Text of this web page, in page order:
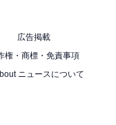
の多くには2階建
だ。季節や時間帯
広告掲載
権・商標・免責事項
ニュースについて